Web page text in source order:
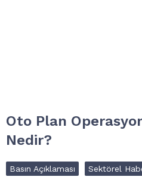
Oto Plan
Nedir?
Basın Açıklaması Sektörel